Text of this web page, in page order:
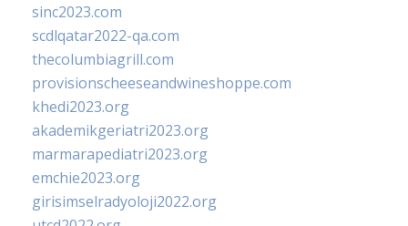
sinc2023.com
scdlqatar2022-qa.com
thecolumbiagrill.com
provisionscheeseandwineshoppe.com
khedi2023.org
akademikgeriatri2023.org
marmarapediatri2023.org
emchie2023.org
girisimselradyoloji2022.org